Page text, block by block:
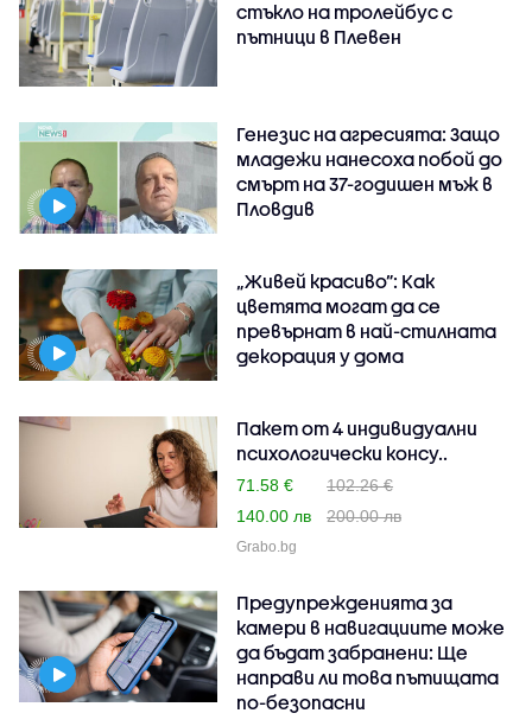
стъкло на тролейбус с
пътници в Плевен
Генезис на агресията: Защо
младежи нанесоха побой до
смърт на 37-годишен мъж в
Пловдив
„Живей красиво”: Как
цветята могат да се
превърнат в най-стилната
декорация у дома
Пакет от 4 индивидуални
психологически консу..
71.58 €
102.26 €
140.00 лв
200.00 лв
Grabo.bg
Предупрежденията за
камери в навигациите може
да бъдат забранени: Ще
направи ли това пътищата
по-безопасни